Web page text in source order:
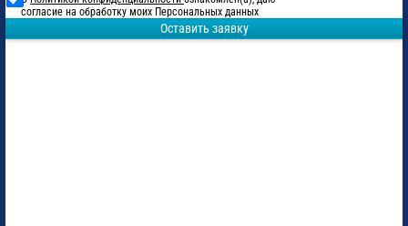
согласие на обработку моих Персональных данных
Оставить заявку